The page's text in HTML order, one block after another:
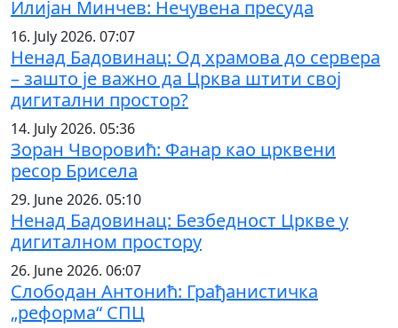
Илијан Минчев: Нечувена пресуда
16. July 2026. 07:07
Ненад Бадовинац: Од храмова до сервера
– зашто је важно да Црква штити свој
дигитални простор?
14. July 2026. 05:36
Зоран Чворовић: Фанар као црквени
ресор Брисела
29. June 2026. 05:10
Ненад Бадовинац: Безбедност Цркве у
дигиталном простору
26. June 2026. 06:07
Слободан Антонић: Грађанистичка
„реформа“ СПЦ